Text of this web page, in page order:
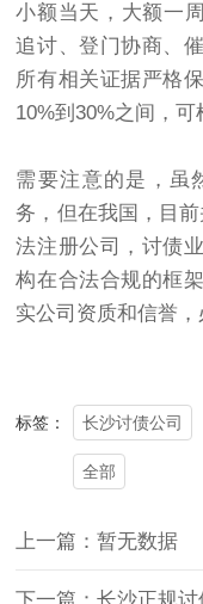
小额当天，大额一
追讨、登门协商、
所有相关证据严格
10%到30%之间，可
需要注意的是，虽
务，但在我国，目
法注册公司，讨债
构在合法合规的框
实公司资质和信誉，
标签： 长沙讨债公司
全部
上一篇：暂无数据